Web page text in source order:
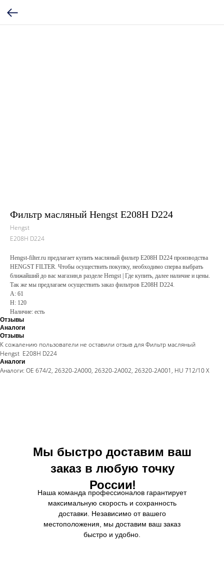
Фильтр масляный Hengst E208H D224
Hengst
E208H D224
Hengst-filter.ru предлагает купить масляный фильтр E208H D224 производства
HENGST FILTER. Чтобы осуществить покупку, необходимо сперва выбрать
ближайший до вас магазин,в разделе Hengst | Где купить, далее наличие и цены.
Так же мы предлагаем осуществить заказ фильтров E208H D224.
A: 61
H: 120
Наличие: есть
Отзывы
Аналоги
Отзывы
К сожалению пользователи не оставили отзыв для Фильтр масляный
Hengst E208H D224
Аналоги
Аналоги: OE 674/2, 26320-2A000, 26320-2A002, 26320-2A001, HU 712/10 X
Мы быстро доставим ваш
заказ в любую точку
России!
Наша команда профессионалов гарантирует
максимальную скорость и сохранность
доставки. Независимо от вашего
местоположения, мы доставим ваш заказ
быстро и удобно.